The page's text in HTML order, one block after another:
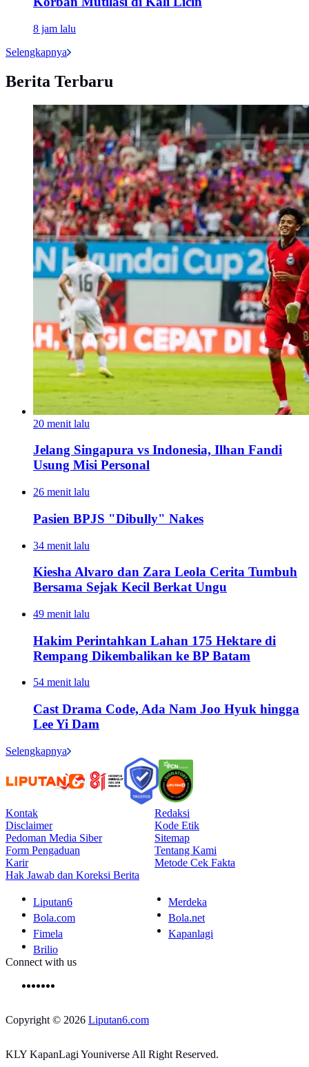
8 jam lalu
Selengkapnya
Berita Terbaru
20 menit lalu
Jelang Singapura vs Indonesia, Ilhan Fandi
Usung Misi Personal
26 menit lalu
Pasien BPJS "Dibully" Nakes
34 menit lalu
Kiesha Alvaro dan Zara Leola Cerita Tumbuh
Bersama Sejak Kecil Berkat Ungu
49 menit lalu
Hakim Perintahkan Lahan 175 Hektare di
Rempang Dikembalikan ke BP Batam
54 menit lalu
Cast Drama Code, Ada Nam Joo Hyuk hingga
Lee Yi Dam
Selengkapnya
Kontak
Redaksi
Disclaimer
Kode Etik
Pedoman Media Siber
Sitemap
Form Pengaduan
Tentang Kami
Karir
Metode Cek Fakta
Hak Jawab dan Koreksi Berita
Liputan6
Merdeka
Bola.com
Bola.net
Fimela
Kapanlagi
Brilio
Connect with us
Copyright © 2026 Liputan6.com
KLY KapanLagi Youniverse All Right Reserved.